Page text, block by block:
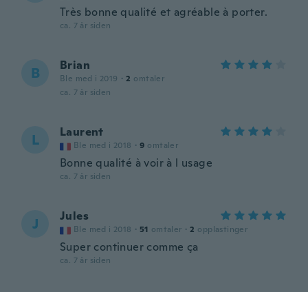
Très bonne qualité et agréable à porter.
ca. 7 år siden
B Brian
Ble med i 2019 · 2 omtaler
ca. 7 år siden
L Laurent
Ble med i 2018 · 9 omtaler
Bonne qualité à voir à l usage
ca. 7 år siden
J Jules
Ble med i 2018 · 51 omtaler · 2 opplastinger
Super continuer comme ça
ca. 7 år siden